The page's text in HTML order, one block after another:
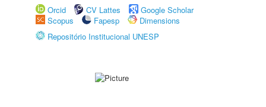
Orcid
CV Lattes
Google Scholar
Scopus
Fapesp
Dimensions
Repositório Institucional UNESP